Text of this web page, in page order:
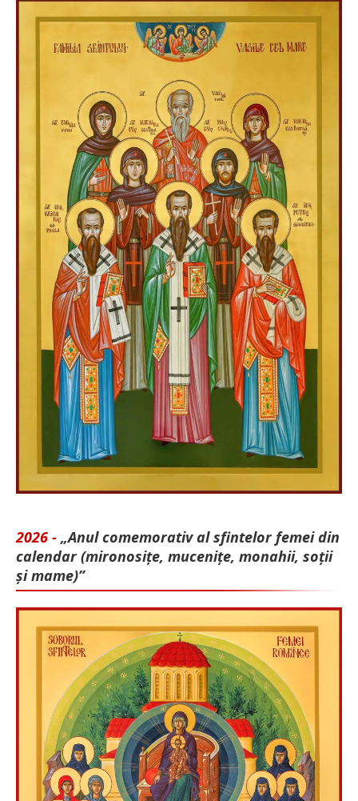
2026 - „Anul comemorativ al sfintelor femei din
calendar (mironosițe, mu­cenițe, monahii, soții
și mame)”